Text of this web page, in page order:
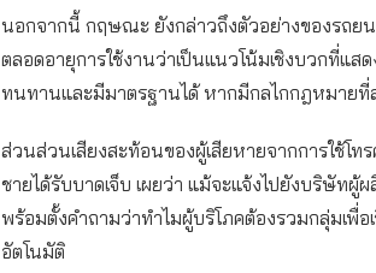
นอกจากนี้ กฤษณะ ยังกล่าวถึงตัวอย่างของรถย
ตลอดอายุการใช้งานว่าเป็นแนวโน้มเชิงบวกที่แ
ทนทานและมีมาตรฐานได้ หากมีกลไกกฎหมายที่
ส่วนส่วนเสียงสะท้อนของผู้เสียหายจากการใช้โ
ชายได้รับบาดเจ็บ เผยว่า แม้จะแจ้งไปยังบริษัทผู้
พร้อมตั้งคำถามว่าทำไมผู้บริโภคต้องรวมกลุ่มเพื่อ
อัตโนมัติ